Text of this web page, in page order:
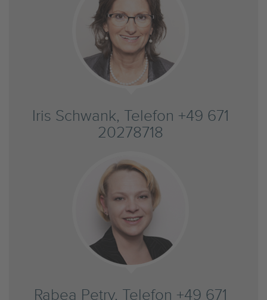
Iris Schwank, Telefon +49 671
20278718
Rabea Petry, Telefon +49 671